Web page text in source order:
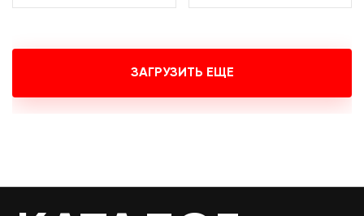
ЗАГРУЗИТЬ ЕЩЕ